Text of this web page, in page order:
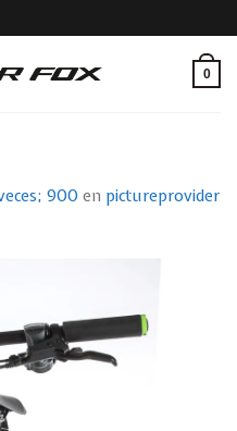
0
900 en pictureprovider